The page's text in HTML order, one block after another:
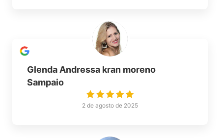
Glenda Andressa kran moreno
Sampaio
2 de agosto de 2025